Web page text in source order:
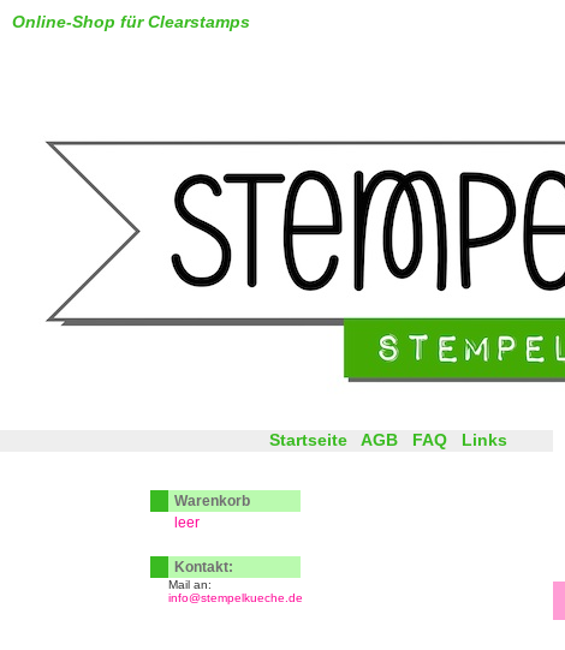
Online-Shop für Clearstamps
Startseite AGB FAQ Links
Warenkorb
leer
Kontakt:
Mail an:
info@stempelkueche.de